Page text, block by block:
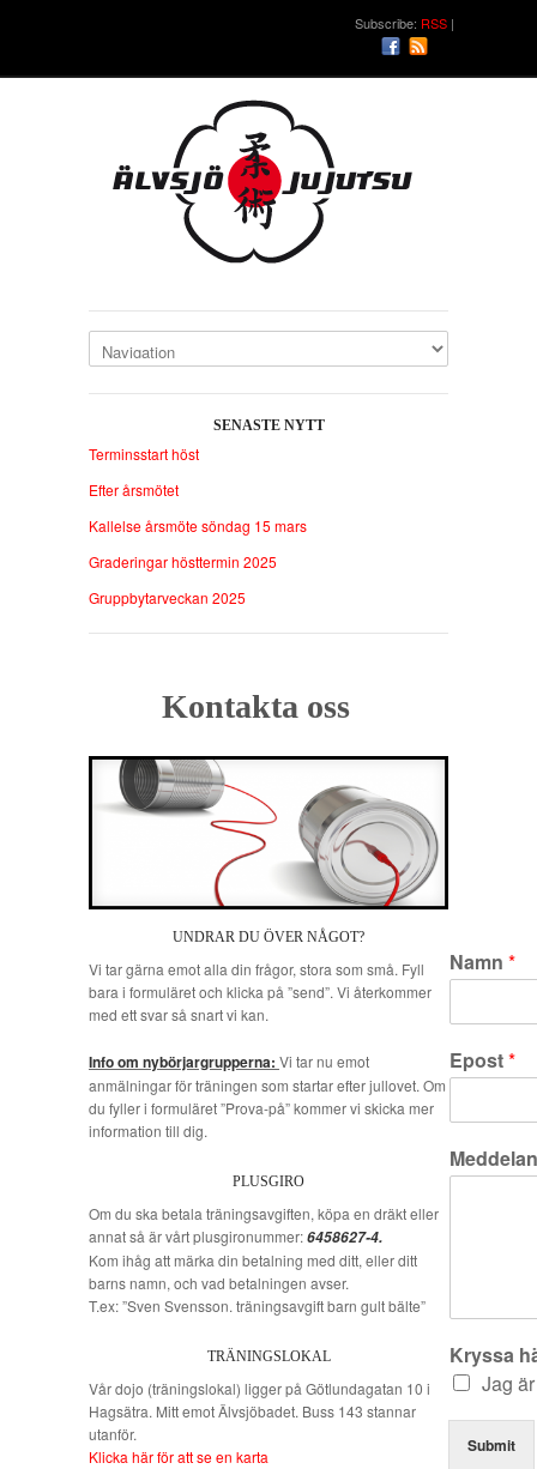
Subscribe: RSS
SENASTE NYTT
Terminsstart höst
Efter årsmötet
Kallelse årsmöte söndag 15 mars
Graderingar hösttermin 2025
Gruppbytarveckan 2025
Kontakta oss
UNDRAR DU ÖVER NÅGOT?
Vi tar gärna emot alla din frågor, stora som små. Fyll
bara i formuläret och klicka på ”send”. Vi återkommer
med ett svar så snart vi kan.
Info om nybörjargrupperna: Vi tar nu emot
anmälningar för träningen som startar efter jullovet. Om
du fyller i formuläret ”Prova-på” kommer vi skicka mer
information till dig.
PLUSGIRO
Om du ska betala träningsavgiften, köpa en dräkt eller
annat så är vårt plusgironummer:6458627-4.
Kom ihåg att märka din betalning med ditt, eller ditt
barns namn, och vad betalningen avser.
T.ex: ”Sven Svensson. träningsavgift barn gult bälte”
TRÄNINGSLOKAL
Vår dojo (träningslokal) ligger på Götlundagatan 10 i
Hagsätra. Mitt emot Älvsjöbadet. Buss 143 stannar
utanför.
Klicka här för att se en karta
Namn *
Epost*
Kryssa
Jag
Submit